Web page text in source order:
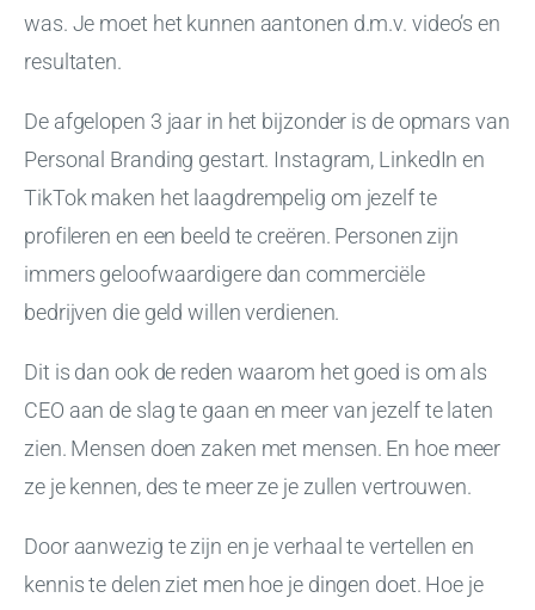
was. Je moet het kunnen aantonen d.m.v. video’s en
resultaten.
De afgelopen 3 jaar in het bijzonder is de opmars van
Personal Branding gestart. Instagram, LinkedIn en
TikTok maken het laagdrempelig om jezelf te
profileren en een beeld te creëren. Personen zijn
immers geloofwaardigere dan commerciële
bedrijven die geld willen verdienen.
Dit is dan ook de reden waarom het goed is om als
CEO aan de slag te gaan en meer van jezelf te laten
zien. Mensen doen zaken met mensen. En hoe meer
ze je kennen, des te meer ze je zullen vertrouwen.
Door aanwezig te zijn en je verhaal te vertellen en
kennis te delen ziet men hoe je dingen doet. Hoe je